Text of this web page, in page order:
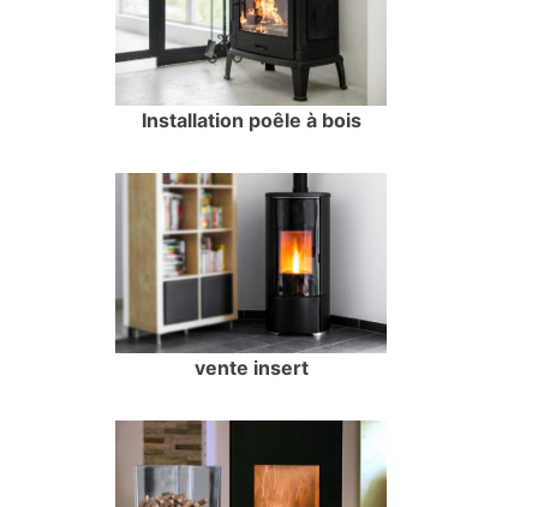
Installation poêle à bois
vente insert